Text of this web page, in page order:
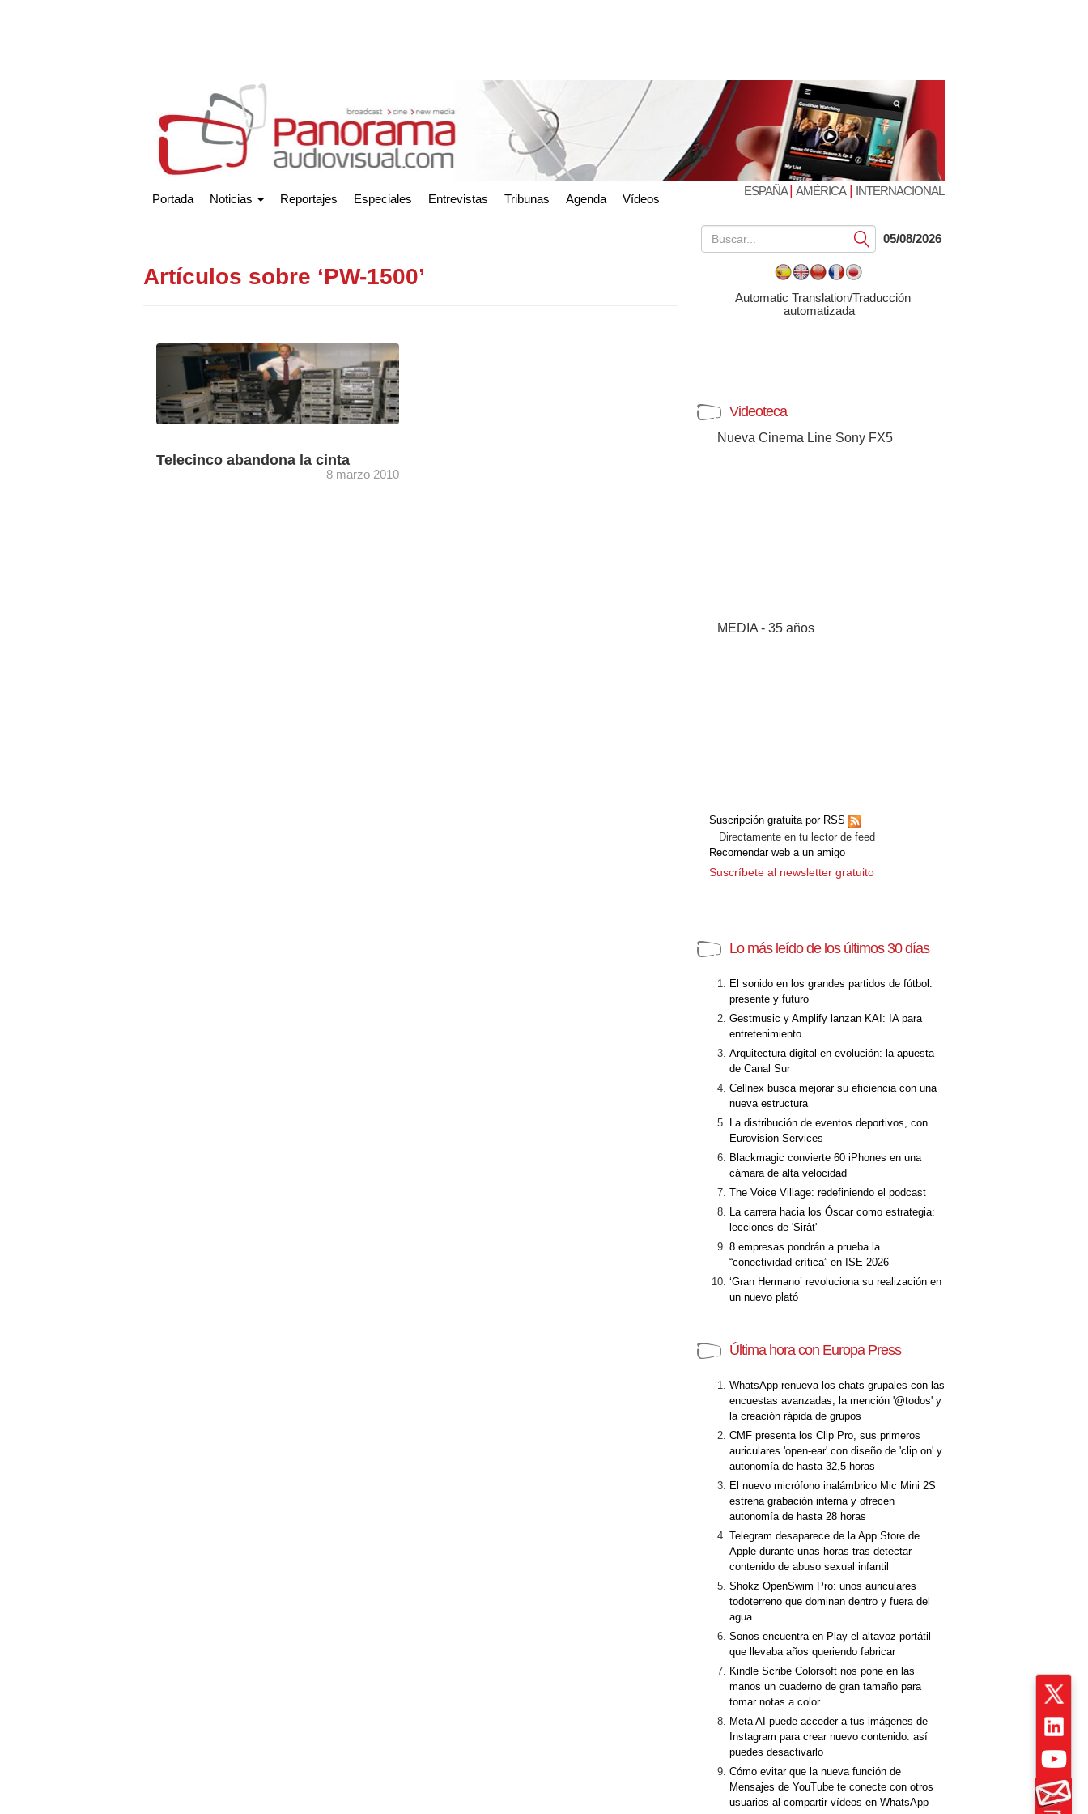
Portada Noticias Reportajes Especiales Entrevistas Tribunas Agenda Vídeos
ESPAÑA| AMÉRICA| INTERNACIONAL
Artículos sobre ‘PW-1500’
Telecinco abandona la cinta
8 marzo 2010
Submit05/08/2026
Automatic Translation/Traducción
automatizada
Videoteca
Nueva Cinema Line Sony FX5
MEDIA - 35 años
Suscripción gratuita por RSS
Directamente en tu lector de feed
Recomendar web a un amigo
Suscríbete al newsletter gratuito
Lo más leído de los últimos 30 días
El sonido en los grandes partidos de fútbol:
presente y futuro
Gestmusic y Amplify lanzan KAI: IA para
entretenimiento
Arquitectura digital en evolución: la apuesta
de Canal Sur
Cellnex busca mejorar su eficiencia con una
nueva estructura
La distribución de eventos deportivos, con
Eurovision Services
Blackmagic convierte 60 iPhones en una
cámara de alta velocidad
The Voice Village: redefiniendo el podcast
La carrera hacia los Óscar como estrategia:
lecciones de 'Sirât'
8 empresas pondrán a prueba la
“conectividad crítica” en ISE 2026
‘Gran Hermano’ revoluciona su realización en
un nuevo plató
Última hora con Europa Press
WhatsApp renueva los chats grupales con las
encuestas avanzadas, la mención '@todos' y
la creación rápida de grupos
CMF presenta los Clip Pro, sus primeros
auriculares 'open-ear' con diseño de 'clip on' y
autonomía de hasta 32,5 horas
El nuevo micrófono inalámbrico Mic Mini 2S
estrena grabación interna y ofrecen
autonomía de hasta 28 horas
Telegram desaparece de la App Store de
Apple durante unas horas tras detectar
contenido de abuso sexual infantil
Shokz OpenSwim Pro: unos auriculares
todoterreno que dominan dentro y fuera del
agua
Sonos encuentra en Play el altavoz portátil
que llevaba años queriendo fabricar
Kindle Scribe Colorsoft nos pone en las
manos un cuaderno de gran tamaño para
tomar notas a color
Meta AI puede acceder a tus imágenes de
Instagram para crear nuevo contenido: así
puedes desactivarlo
Cómo evitar que la nueva función de
Mensajes de YouTube te conecte con otros
usuarios al compartir vídeos en WhatsApp